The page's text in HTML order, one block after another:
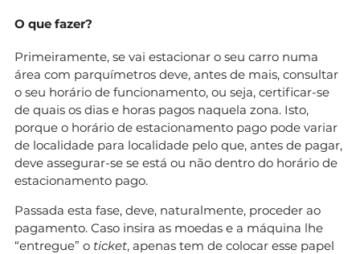
O que fazer?
Primeiramente, se vai estacionar o seu carro numa
área com parquímetros deve, antes de mais, consultar
o seu horário de funcionamento, ou seja, certificar-se
de quais os dias e horas pagos naquela zona. Isto,
porque o horário de estacionamento pago pode variar
de localidade para localidade pelo que, antes de pagar,
deve assegurar-se se está ou não dentro do horário de
estacionamento pago.
Passada esta fase, deve, naturalmente, proceder ao
pagamento. Caso insira as moedas e a máquina lhe
“entregue” o ticket, apenas tem de colocar esse papel